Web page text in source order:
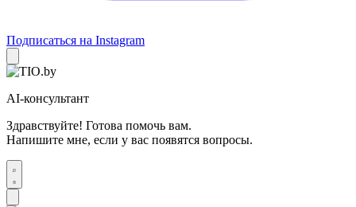
Подписаться на Instagram
AI-консультант
Здравствуйте! Готова помочь вам.
Напишите мне, если у вас появятся вопросы.